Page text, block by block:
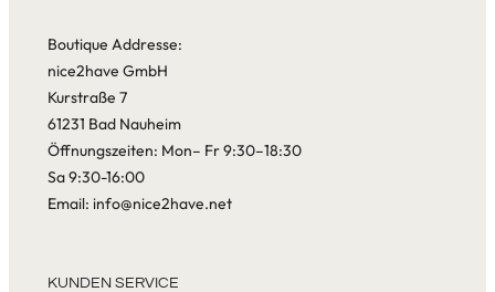
Boutique Addresse:
nice2have GmbH
Kurstraße 7
61231 Bad Nauheim
Öffnungszeiten: Mon– Fr 9:30–18:30
Sa 9:30-16:00
Email: info@nice2have.net
KUNDEN SERVICE